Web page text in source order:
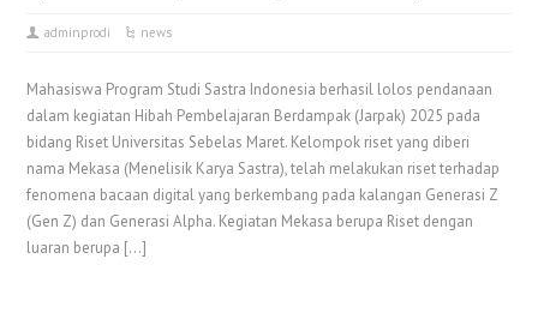
adminprodi news
Mahasiswa Program Studi Sastra Indonesia berhasil lolos pendanaan
dalam kegiatan Hibah Pembelajaran Berdampak (Jarpak) 2025 pada
bidang Riset Universitas Sebelas Maret. Kelompok riset yang diberi
nama Mekasa (Menelisik Karya Sastra), telah melakukan riset terhadap
fenomena bacaan digital yang berkembang pada kalangan Generasi Z
(Gen Z) dan Generasi Alpha. Kegiatan Mekasa berupa Riset dengan
luaran berupa […]